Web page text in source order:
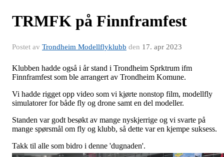
TRMFK på Finnframfest
Postet av Trondheim Modellflyklubb den 17. apr 2023
Klubben hadde også i år stand i Trondheim Sprktrum ifm
Finnframfest som ble arrangert av Trondheim Komune.
Vi hadde rigget opp video som vi kjørte nonstop film, modellfly
simulatorer for både fly og drone samt en del modeller.
Standen var godt besøkt av mange nyskjerrige og vi svarte på
mange spørsmål om fly og klubb, så dette var en kjempe suksess.
Takk til alle som bidro i denne 'dugnaden'.